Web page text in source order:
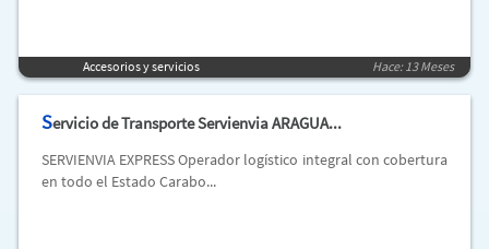
Accesorios y servicios Hace: 13 Meses
Servicio de Transporte Servienvia ARAGUA...
SERVIENVIA EXPRESS Operador logístico integral con cobertura
en todo el Estado Carabo...